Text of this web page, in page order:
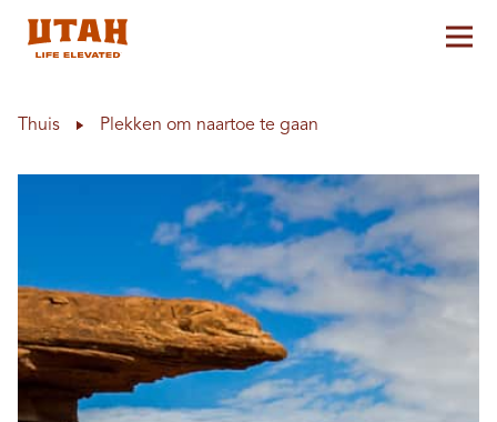
Thuis Plekken om naartoe te gaan